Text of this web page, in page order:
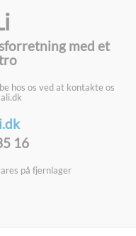
med et
hos os ved at kontakte os
16
på fjernlager